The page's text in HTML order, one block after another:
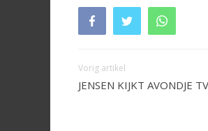
Vorig artikel
JENSEN KIJKT AVONDJE